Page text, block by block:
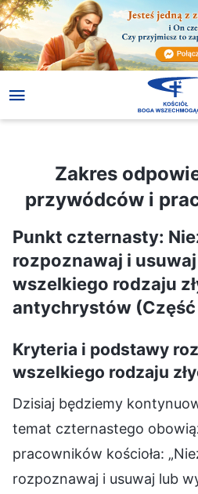
Zakres
przywódców i
Punkt czternasty:
rozpoznawaj i
wszelkiego rodzaju
antychrystów
Kryteria i podstawy
wszelkiego rodzaju
Dzisiaj będziemy
temat czternastego
pracowników kościoła:
rozpoznawaj i usuwaj lub